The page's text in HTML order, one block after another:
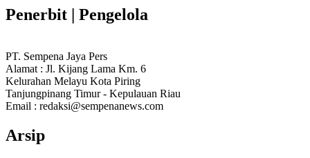
Penerbit | Pengelola
PT. Sempena Jaya Pers
Alamat : Jl. Kijang Lama Km. 6
Kelurahan Melayu Kota Piring
Tanjungpinang Timur - Kepulauan Riau
Email : redaksi@sempenanews.com
Arsip